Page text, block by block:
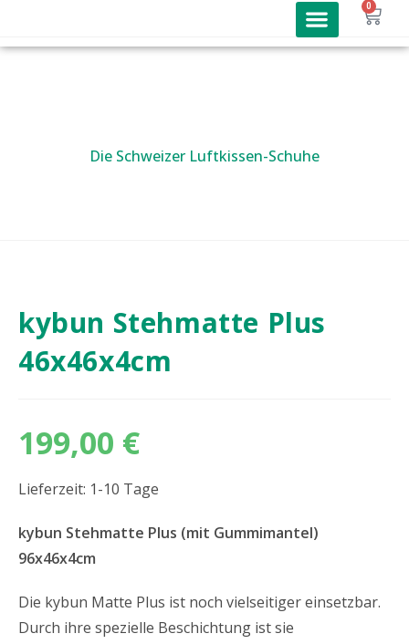
0
Die Schweizer Luftkissen-Schuhe
kybun Stehmatte Plus
46x46x4cm
199,00 €
Lieferzeit: 1-10 Tage
kybun Stehmatte Plus (mit Gummimantel)
96x46x4cm
Die kybun Matte Plus ist noch vielseitiger einsetzbar.
Durch ihre spezielle Beschichtung ist sie